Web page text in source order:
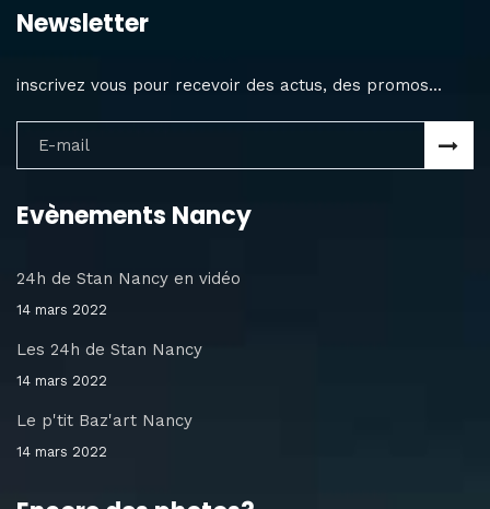
Newsletter
inscrivez vous pour recevoir des actus, des promos...
Evènements Nancy
24h de Stan Nancy en vidéo
14 mars 2022
Les 24h de Stan Nancy
14 mars 2022
Le p'tit Baz'art Nancy
14 mars 2022